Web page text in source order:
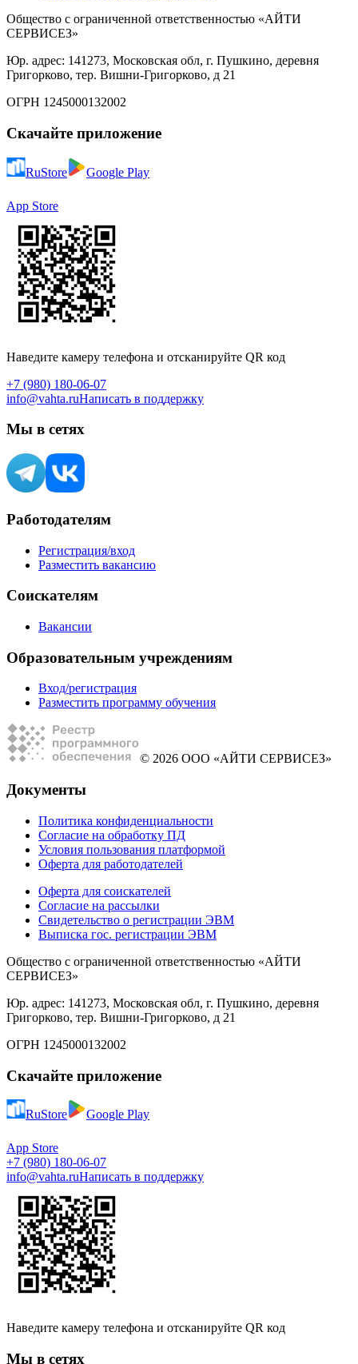
Общество с ограниченной ответственностью «АЙТИ
СЕРВИСЕЗ»
Юр. адрес: 141273, Московская обл, г. Пушкино, деревня
Григорково, тер. Вишни-Григорково, д 21
ОГРН 1245000132002
Скачайте приложение
RuStore Google Play
App Store
Наведите камеру телефона и отсканируйте QR код
+7 (980) 180-06-07
info@vahta.ruНаписать в поддержку
Мы в сетях
Работодателям
Регистрация/вход
Разместить вакансию
Соискателям
Вакансии
Образовательным учреждениям
Вход/регистрация
Разместить программу обучения
© 2026 ООО «АЙТИ СЕРВИСЕЗ»
Документы
Политика конфиденциальности
Согласие на обработку ПД
Условия пользования платформой
Оферта для работодателей
Оферта для соискателей
Согласие на рассылки
Свидетельство о регистрации ЭВМ
Выписка гос. регистрации ЭВМ
Общество с ограниченной ответственностью «АЙТИ
СЕРВИСЕЗ»
Юр. адрес: 141273, Московская обл, г. Пушкино, деревня
Григорково, тер. Вишни-Григорково, д 21
ОГРН 1245000132002
Скачайте приложение
RuStore Google Play
App Store
+7 (980) 180-06-07
info@vahta.ruНаписать в поддержку
Наведите камеру телефона и отсканируйте QR код
Мы в сетях